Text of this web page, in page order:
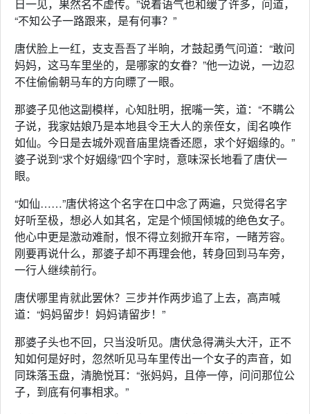
日一见，果然名不虚传。”说着语气也和缓了许多，问道，
“不知公子一路跟来，是有何事？”
唐伏脸上一红，支支吾吾了半晌，才鼓起勇气问道：“敢问
妈妈，这马车里坐的，是哪家的女眷？”他一边说，一边忍
不住偷偷朝马车的方向瞟了一眼。
那婆子见他这副模样，心知肚明，抿嘴一笑，道：“不瞒公
子说，我家姑娘乃是本地县令王大人的亲侄女，闺名唤作
如仙。今日是去城外观音庙里烧香还愿，求个好姻缘的。”
婆子说到“求个好姻缘”四个字时，意味深长地看了唐伏一
眼。
“如仙……”唐伏将这个名字在口中念了两遍，只觉得名字
好听至极，想必人如其名，定是个倾国倾城的绝色女子。
他心中更是激动难耐，恨不得立刻掀开车帘，一睹芳容。
刚要再说什么，那婆子却不再理会他，转身回到马车旁，
一行人继续前行。
唐伏哪里肯就此罢休？三步并作两步追了上去，高声喊
道：“妈妈留步！妈妈请留步！”
那婆子头也不回，只当没听见。唐伏急得满头大汗，正不
知如何是好时，忽然听见马车里传出一个女子的声音，如
同珠落玉盘，清脆悦耳：“张妈妈，且停一停，问问那位公
子，到底有何事相求。”